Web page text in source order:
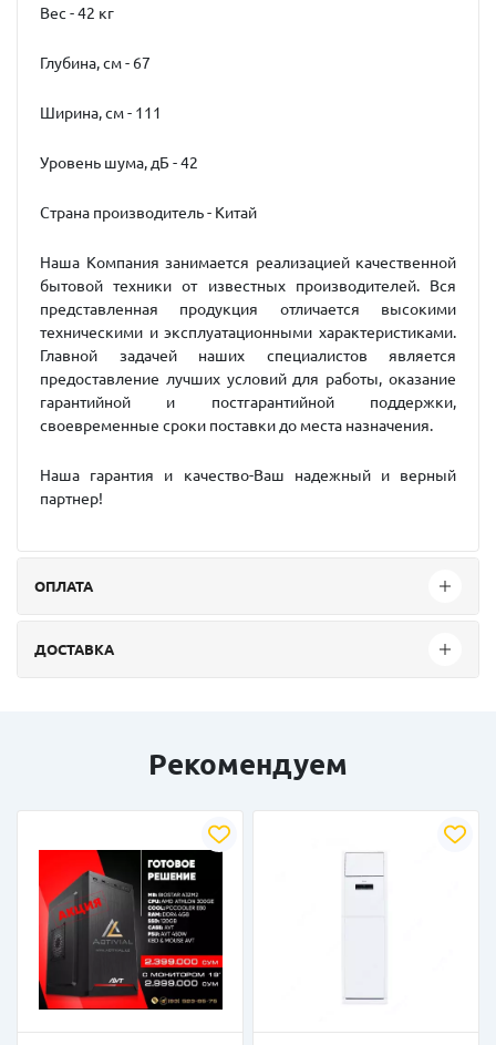
Вес - 42 кг
Глубина, см - 67
Ширина, см - 111
Уровень шума, дБ - 42
Страна производитель - Китай
Наша Компания занимается реализацией качественной
бытовой техники от известных производителей. Вся
представленная продукция отличается высокими
техническими и эксплуатационными характеристиками.
Главной задачей наших специалистов является
предоставление лучших условий для работы, оказание
гарантийной и постгарантийной поддержки,
своевременные сроки поставки до места назначения.
Наша гарантия и качество-Ваш надежный и верный
партнер!
ОПЛАТА
ДОСТАВКА
Рекомендуем